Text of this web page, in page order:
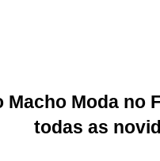
Macho Moda no
todas as